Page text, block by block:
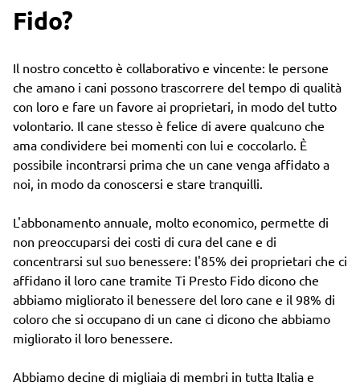
Fido?
Il nostro concetto è collaborativo e vincente: le persone
che amano i cani possono trascorrere del tempo di qualità
con loro e fare un favore ai proprietari, in modo del tutto
volontario. Il cane stesso è felice di avere qualcuno che
ama condividere bei momenti con lui e coccolarlo. È
possibile incontrarsi prima che un cane venga affidato a
noi, in modo da conoscersi e stare tranquilli.
L'abbonamento annuale, molto economico, permette di
non preoccuparsi dei costi di cura del cane e di
concentrarsi sul suo benessere: l'85% dei proprietari che ci
affidano il loro cane tramite Ti Presto Fido dicono che
abbiamo migliorato il benessere del loro cane e il 98% di
coloro che si occupano di un cane ci dicono che abbiamo
migliorato il loro benessere.
Abbiamo decine di migliaia di membri in tutta Italia e